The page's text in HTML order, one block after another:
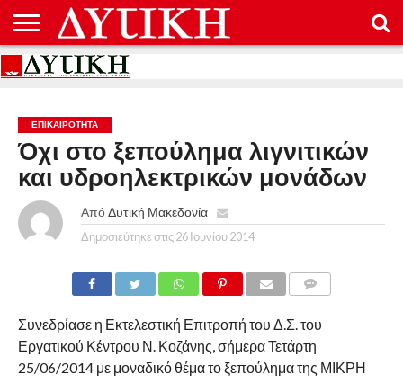
ΑΡΧΙΚΉ
ΕΠΙΚΟΙΝΩΝΊΑ
ΌΡΟΙ
ΠΡΟΣΤΑΣΊΑ
ΕΠΙΚΑΙΡΟΤΗΤΑ
Όχι στο ξεπούλημα λιγνιτικών
και υδροηλεκτρικών μονάδων
Από Δυτική Μακεδονία
Δημοσιεύτηκε στις 26 Ιουνίου 2014
Συνεδρίασε η Εκτελεστική Επιτροπή του Δ.Σ. του
Εργατικού Κέντρου Ν. Κοζάνης, σήμερα Τετάρτη
25/06/2014 με μοναδικό θέμα το ξεπούλημα της ΜΙΚΡΗ